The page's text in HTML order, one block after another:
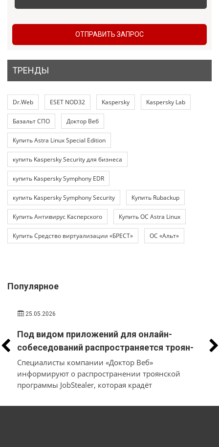
ОТПРАВИТЬ ЗАПРОС
ТРЕНДЫ
Dr.Web ESET NOD32 Kaspersky Kaspersky Lab
Базальт СПО Доктор Веб
Купить Astra Linux Special Edition
купить Kaspersky Security для бизнеса
купить Kaspersky Symphony EDR
купить Kaspersky Symphony Security Купить Rubackup
Купить Антивирус Касперского Купить ОС Astra Linux
Купить Средство виртуализации «БРЕСТ» ОС «Альт»
Популярное
25.05.2026
Под видом приложений для онлайн-
собеседований распространяется троян-
стилер, который вместо трудоустройства
похищает у пользователей macOS и
Windows их данные и денежные средства
Специалисты компании «Доктор Веб»
информируют о распространении троянской
программы JobStealer, которая крадёт
и Windows. Основной целью вредоносного ПО